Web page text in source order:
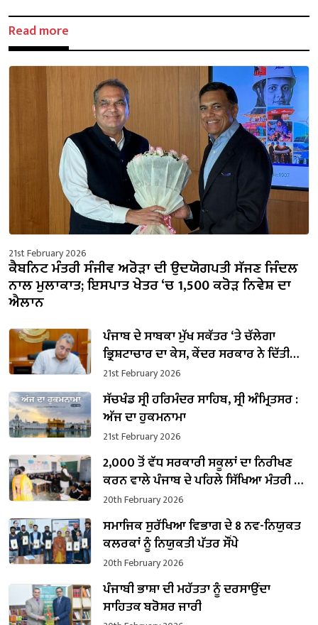
Read more
21st February 2026
ਕੈਬਨਿਟ ਮੰਤਰੀ ਸੰਜੀਵ ਅਰੋੜਾ ਦੀ ਉਦਯੋਗਪਤੀ ਸੱਜਣ ਜਿੰਦਲ
ਨਾਲ ਮੁਲਾਕਾਤ; ਇਸਪਾਤ ਖੇਤਰ ‘ਚ ₹1,500 ਕਰੋੜ ਨਿਵੇਸ਼ ਦਾ
ਐਲਾਨ
ਪੰਜਾਬ ਦੇ ਸਾਬਕਾ ਮੁੱਖ ਸਕੱਤਰ ‘ਤੇ ਚੱਲੇਗਾ
ਭ੍ਰਿਸ਼ਟਾਚਾਰ ਦਾ ਕੇਸ, ਕੇਂਦਰ ਸਰਕਾਰ ਨੇ ਦਿੱਤੀ
ਪ੍ਰਵਾਨਗੀ
21st February 2026
ਸੱਚਖੰਡ ਸ੍ਰੀ ਹਰਿਮੰਦਰ ਸਾਹਿਬ, ਸ੍ਰੀ ਅੰਮ੍ਰਿਤਸਰ :
ਅੱਜ ਦਾ ਹੁਕਮਨਾਮਾ
21st February 2026
2,000 ਤੋਂ ਵੱਧ ਸਰਕਾਰੀ ਸਕੂਲਾਂ ਦਾ ਨਿਰੀਖਣ
ਕਰਨ ਵਾਲੇ ਪੰਜਾਬ ਦੇ ਪਹਿਲੇ ਸਿੱਖਿਆ ਮੰਤਰੀ ਬਣੇ
ਹਰਜੋਤ ਸਿੰਘ ਬੈਂਸ
20th February 2026
ਸਮਾਜਿਕ ਸੁਰੱਖਿਆ ਵਿਭਾਗ ਦੇ 8 ਨਵ-ਨਿਯੁਕਤ
ਕਲਰਕਾਂ ਨੂੰ ਨਿਯੁਕਤੀ ਪੱਤਰ ਸੌਂਪੇ
20th February 2026
ਪੰਜਾਬੀ ਭਾਸ਼ਾ ਦੀ ਮਹੱਤਤਾ ਨੂੰ ਦਰਸਾਉਂਦਾ
ਸਾਹਿਤਕ ਬਰੋਸ਼ਰ ਜਾਰੀ